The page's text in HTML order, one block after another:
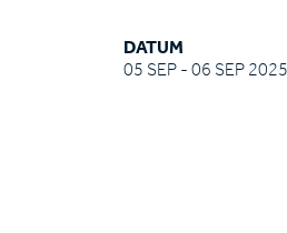
DATUM
05 SEP - 06 SEP 2025